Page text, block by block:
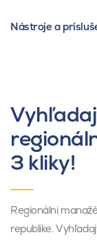
Nástroje a
3 kliky!
Regionálni
republike.